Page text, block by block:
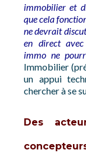
immobilier et
que cela
ne devrait
en direct avec
immo ne
Immobilier
un appui
chercher à se
Des